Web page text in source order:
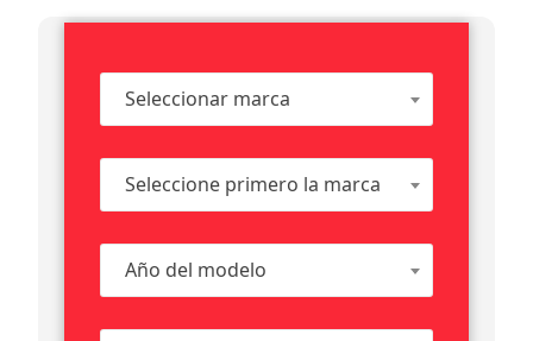
Seleccionar marca
Seleccione primero la marca
Año del modelo